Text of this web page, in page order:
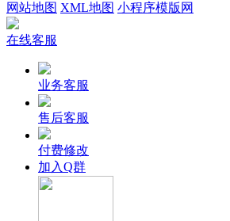
网站地图 XML地图 小程序模版网
在线客服
业务客服
售后客服
付费修改
加入Q群